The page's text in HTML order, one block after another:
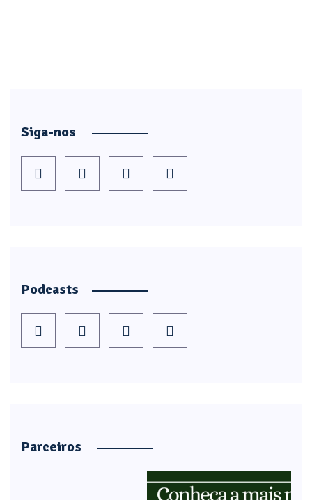
Siga-nos
Podcasts
Parceiros